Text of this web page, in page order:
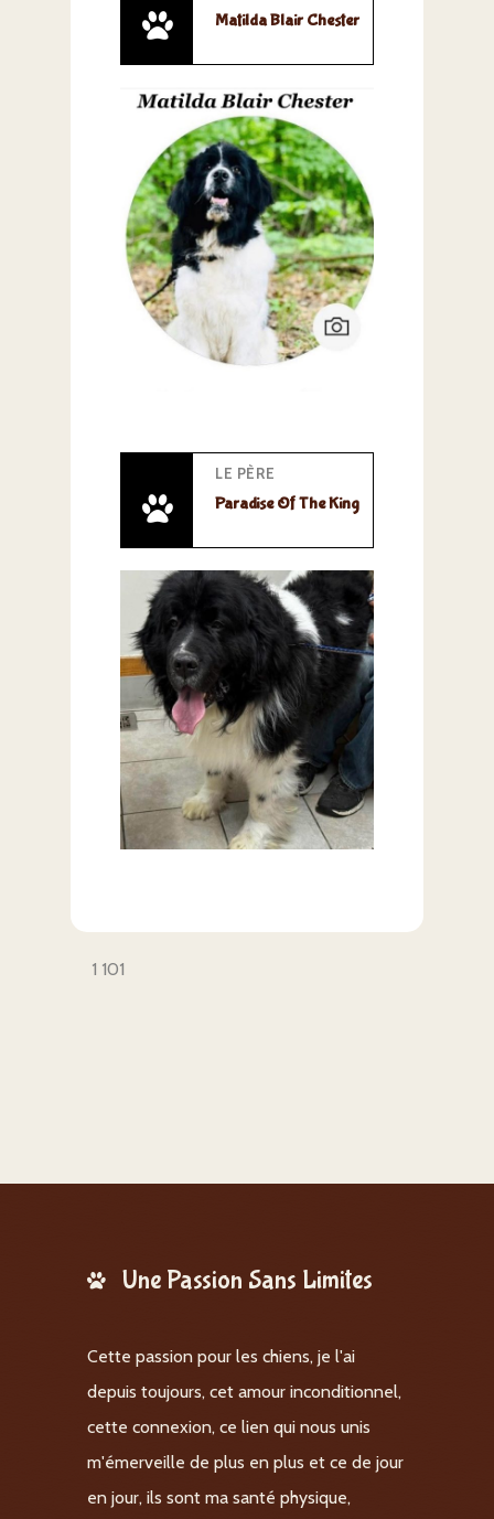
Matilda Blair Chester
LE PÈRE
Paradise Of The King
1 101
Une Passion Sans Limites
Cette passion pour les chiens, je l'ai
depuis toujours, cet amour inconditionnel,
cette connexion, ce lien qui nous unis
m'émerveille de plus en plus et ce de jour
en jour, ils sont ma santé physique,